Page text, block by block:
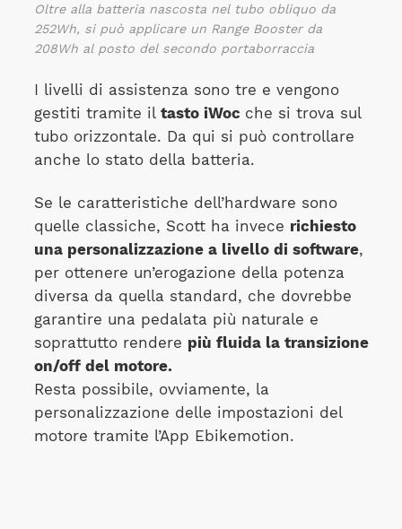
Oltre alla batteria nascosta nel tubo obliquo da
252Wh, si può applicare un Range Booster da
208Wh al posto del secondo portaborraccia
I livelli di assistenza sono tre e vengono
gestiti tramite il tasto iWoc che si trova sul
tubo orizzontale. Da qui si può controllare
anche lo stato della batteria.
Se le caratteristiche dell’hardware sono
quelle classiche, Scott ha invece richiesto
una personalizzazione a livello di software,
per ottenere un’erogazione della potenza
diversa da quella standard, che dovrebbe
garantire una pedalata più naturale e
soprattutto rendere più fluida la transizione
on/off del motore.
Resta possibile, ovviamente, la
personalizzazione delle impostazioni del
motore tramite l’App Ebikemotion.